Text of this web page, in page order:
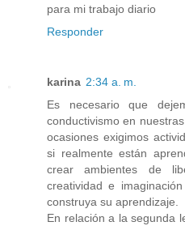
para mi trabajo diario
Responder
karina 2:34 a. m.
Es necesario que
conductivismo en
ocasiones exigimos
si realmente están
crear ambientes de
creatividad e
construya su aprendizaje.
En relación a la segunda